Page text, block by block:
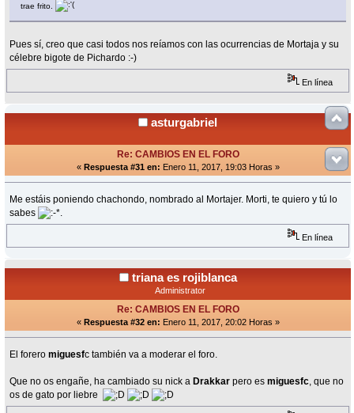
trae frito.
Pues sí, creo que casi todos nos reíamos con las ocurrencias de Mortaja y su
célebre bigote de Pichardo :-)
En línea
asturgabriel
Re: CAMBIOS EN EL FORO
« Respuesta #31 en: Enero 11, 2017, 19:03 Horas »
Me estáis poniendo chachondo, nombrado al Mortajer. Morti, te quiero y tú lo
sabes
En línea
triana es rojiblanca
Administrator
Re: CAMBIOS EN EL FORO
« Respuesta #32 en: Enero 11, 2017, 20:02 Horas »
El foreromiguesfc también va a moderar el foro.
Que no os engañe, ha cambiado su nick a Drakkar pero es miguesfc, que no
os de gato por liebre